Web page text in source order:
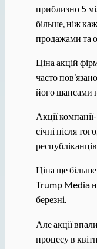
приблизно 5
більше, ніж
продажами та
Ціна акцій
часто
його шансами
Акції
січні після
Ціна ще
Trump Media
березні.
Але акції
процесу в